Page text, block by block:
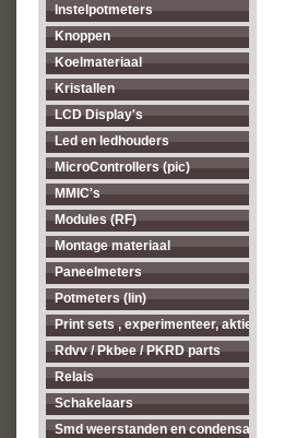
Instelpotmeters
Knoppen
Koelmateriaal
Kristallen
LCD Display's
Led en ledhouders
MicroControllers (pic)
MMIC's
Modules (RF)
Montage materiaal
Paneelmeters
Potmeters (lin)
Print sets , experimenteer, aktieve
Rdvv / Pkbee / PKRD parts
Relais
Schakelaars
Smd weerstanden en condensatoren